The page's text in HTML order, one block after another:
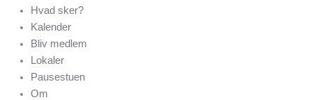
Hvad sker?
Kalender
Bliv medlem
Lokaler
Pausestuen
Om